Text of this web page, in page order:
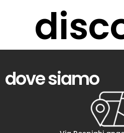
dove siamo